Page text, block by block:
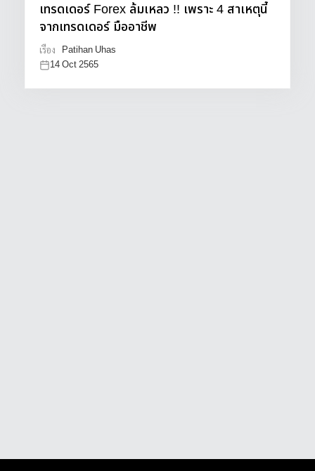
เทรดเดอร์ Forex ล้มเหลว !! เพราะ 4 สาเหตุนี้
จากเทรดเดอร์ มืออาชีพ
เรื่อง
Patihan Uhas
14 Oct 2565